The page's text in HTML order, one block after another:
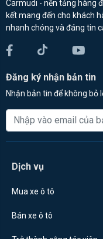
Carmudi - nền tảng hàng
kết mang đến cho khách
nhanh chóng và đáng tin
Đăng ký nhận bản tin
Nhận bản tin để không
Dịch vụ
Mua xe ô tô
Bán xe ô tô